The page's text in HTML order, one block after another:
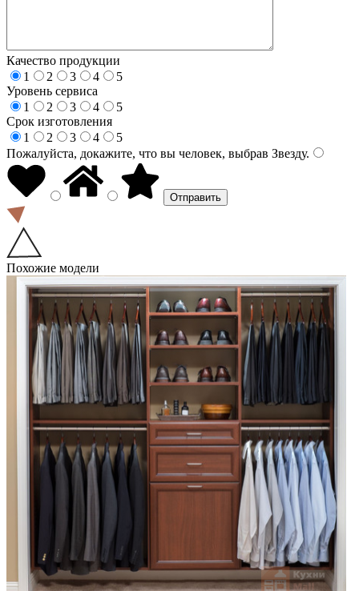
Качество продукции
1
2 3 4
5
Уровень сервиса
1
2 3 4
5
Срок изготовления
1
2 3 4
5
Пожалуйста, докажите, что вы человек, выбрав Звезду.
Похожие модели